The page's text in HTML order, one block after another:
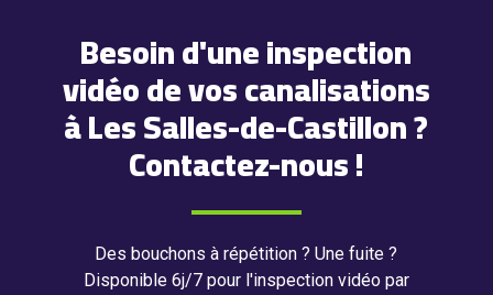
Besoin d'une inspection
vidéo de vos canalisations
à Les Salles-de-Castillon ?
Contactez-nous !
Des bouchons à répétition ? Une fuite ?
Disponible 6j/7 pour l'inspection vidéo par